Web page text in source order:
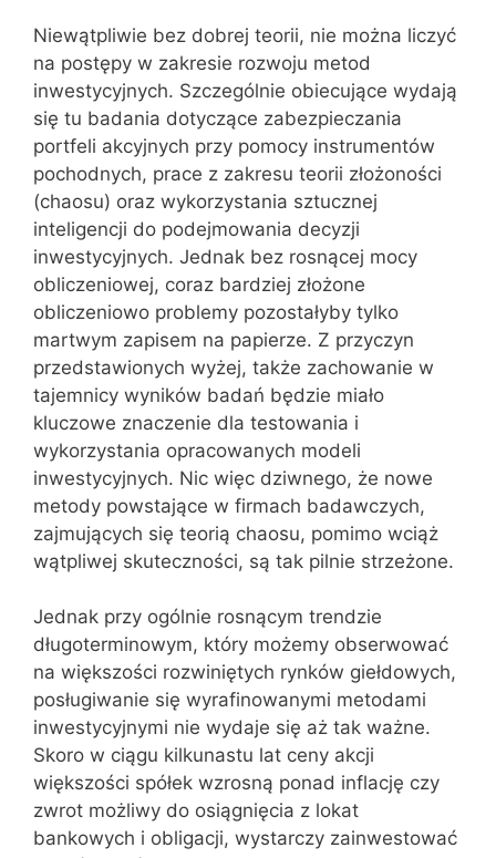
Niewątpliwie bez dobrej teorii, nie można liczyć
na postępy w zakresie rozwoju metod
inwestycyjnych. Szczególnie obiecujące wydają
się tu badania dotyczące zabezpieczania
portfeli akcyjnych przy pomocy instrumentów
pochodnych, prace z zakresu teorii złożoności
(chaosu) oraz wykorzystania sztucznej
inteligencji do podejmowania decyzji
inwestycyjnych. Jednak bez rosnącej mocy
obliczeniowej, coraz bardziej złożone
obliczeniowo problemy pozostałyby tylko
martwym zapisem na papierze. Z przyczyn
przedstawionych wyżej, także zachowanie w
tajemnicy wyników badań będzie miało
kluczowe znaczenie dla testowania i
wykorzystania opracowanych modeli
inwestycyjnych. Nic więc dziwnego, że nowe
metody powstające w firmach badawczych,
zajmujących się teorią chaosu, pomimo wciąż
wątpliwej skuteczności, są tak pilnie strzeżone.
Jednak przy ogólnie rosnącym trendzie
długoterminowym, który możemy obserwować
na większości rozwiniętych rynków giełdowych,
posługiwanie się wyrafinowanymi metodami
inwestycyjnymi nie wydaje się aż tak ważne.
Skoro w ciągu kilkunastu lat ceny akcji
większości spółek wzrosną ponad inflację czy
zwrot możliwy do osiągnięcia z lokat
bankowych i obligacji, wystarczy zainwestować